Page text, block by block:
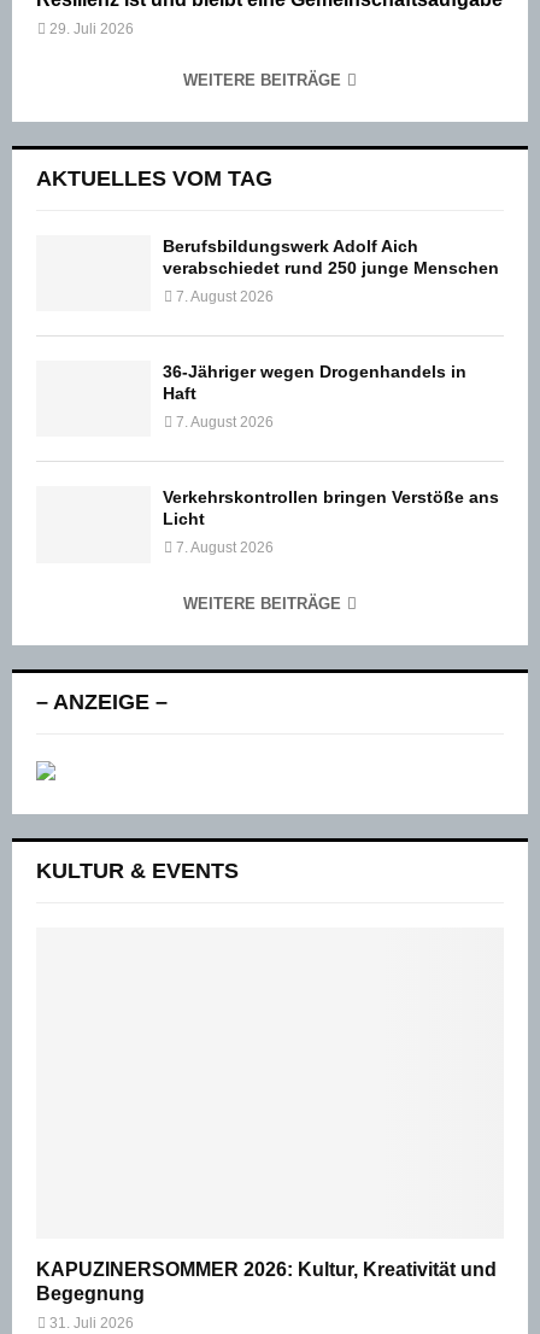
29. Juli 2026
WEITERE BEITRÄGE
AKTUELLES VOM TAG
Berufsbildungswerk Adolf Aich
verabschiedet rund 250 junge Menschen
7. August 2026
36-Jähriger wegen Drogenhandels in
Haft
7. August 2026
Verkehrskontrollen bringen Verstöße ans
Licht
7. August 2026
WEITERE BEITRÄGE
– ANZEIGE –
KULTUR & EVENTS
KAPUZINERSOMMER 2026: Kultur, Kreativität und
Begegnung
31. Juli 2026